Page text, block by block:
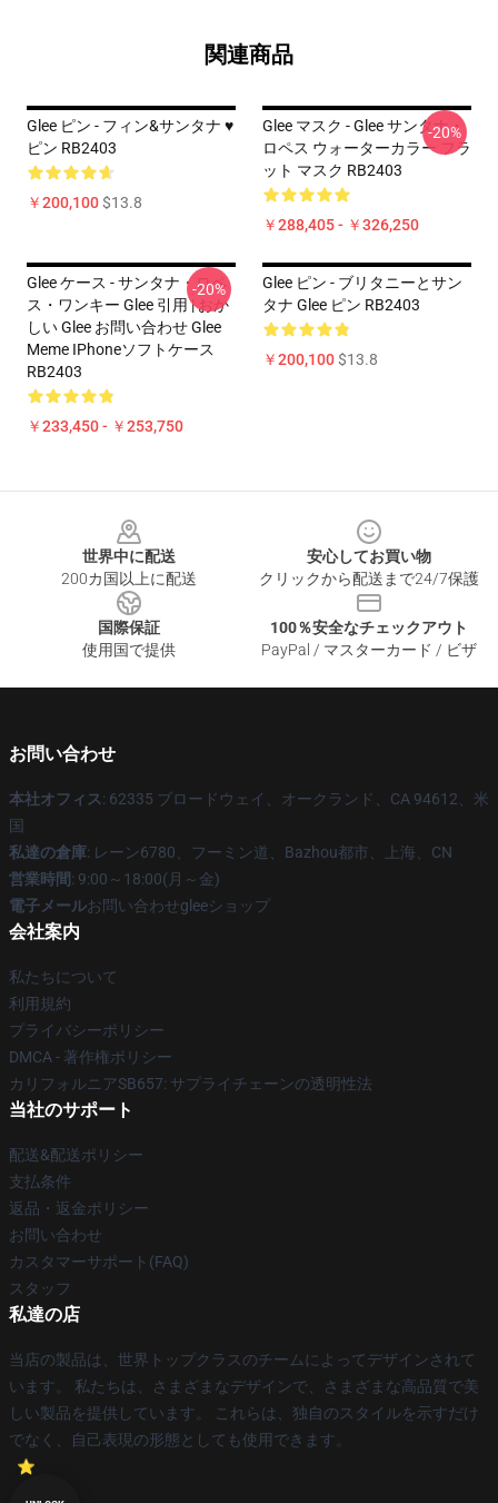
関連商品
Glee ピン - フィン&サンタナ ♥
ピン RB2403
￥200,100$13.8
Glee マスク - Glee サンタナ・
ロペス ウォーターカラー フラ
ット マスク RB2403
￥288,405 - ￥326,250
-20%
Glee ケース - サンタナ・ロペ
ス・ワンキー Glee 引用 | おか
しい Glee お問い合わせ Glee
Meme IPhoneソフトケース
RB2403
￥233,450 - ￥253,750
-20%
Glee ピン - ブリタニーとサン
タナ Glee ピン RB2403
￥200,100$13.8
世界中に配送
200カ国以上に配送
安心してお買い物
クリックから配送まで24/7保護
国際保証
使用国で提供
100％安全なチェックアウト
PayPal / マスターカード / ビザ
お問い合わせ
本社オフィス: 62335 ブロードウェイ、オークランド、CA 94612、米
国
私達の倉庫: レーン6780、フーミン道、Bazhou都市、上海、CN
営業時間: 9:00～18:00(月～金)
電子メールお問い合わせgleeショップ
会社案内
私たちについて
利用規約
プライバシーポリシー
DMCA - 著作権ポリシー
カリフォルニアSB657: サプライチェーンの透明性法
当社のサポート
配送&配送ポリシー
支払条件
返品・返金ポリシー
お問い合わせ
カスタマーサポート(FAQ)
スタッフ
私達の店
当店の製品は、世界トップクラスのチームによってデザインされて
います。 私たちは、さまざまなデザインで、さまざまな高品質で美
しい製品を提供しています。 これらは、独自のスタイルを示すだけ
でなく、自己表現の形態としても使用できます。